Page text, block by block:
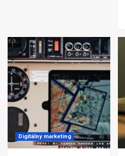
Digitálny marketing